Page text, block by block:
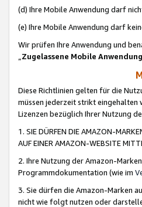
(d) Ihre Mobile Anwendung darf
(e) Ihre Mobile Anwendung darf
Wir prüfen Ihre Anwendung und
„Zugelassene Mobile Anwendung
Diese Richtlinien gelten für die
müssen jederzeit strikt eingehalten
Lizenzen bezüglich Ihrer Nutzung
1. SIE DÜRFEN DIE AMAZON-
AUF EINER AMAZON-WEBSITE
2. Ihre Nutzung der Amazon-
Programmdokumentation (wie im
3. Sie dürfen die Amazon-Marken
nicht wie folgt nutzen oder